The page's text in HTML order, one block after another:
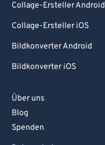
Collage-Ersteller Android
Collage-Ersteller iOS
Bildkonverter Android
Bildkonverter iOS
Über uns
Blog
Spenden